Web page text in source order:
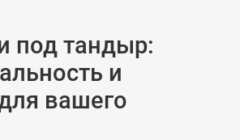
под тандыр:
и
вашего